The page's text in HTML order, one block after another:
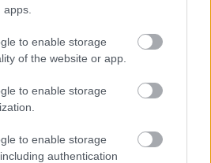
to enable storage
of the website or app.
to enable storage
to enable storage
authentication
εκατ. ευρώ ο λογαριασμός
Οι νέες «κόκκινες
και τι αλλάζει σε
και επενδύσεις
για την ενίσχυση της